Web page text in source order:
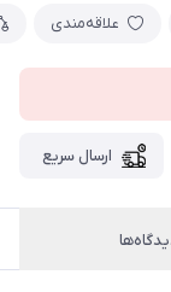
علاقه‌مندی
ارسال سریع